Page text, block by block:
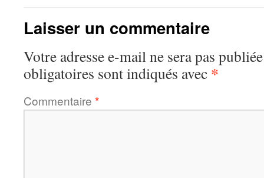
Laisser un commentaire
Votre adresse e-mail ne sera pas
obligatoires sont indiqués avec *
Commentaire *